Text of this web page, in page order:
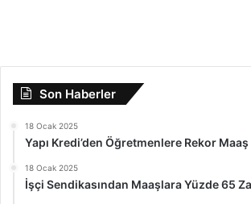
Son Haberler
18 Ocak 2025
Yapı Kredi’den Öğretmenlere Rekor
18 Ocak 2025
İşçi Sendikasından Maaşlara Yüzde 65